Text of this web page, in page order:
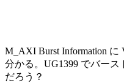
M_AXI Burst Information に
分かる。UG1399 でバー
だろう？